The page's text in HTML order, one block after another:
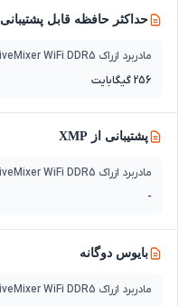
حداکثر حافظه قابل پشتیبانی
مادربرد ازراک Z890 LiveMixer WiFi DDR5
256 گیگابایت
پشتیبانی از XMP
مادربرد ازراک Z890 LiveMixer WiFi DDR5
-
بایوس دوگانه
مادربرد ازراک Z890 LiveMixer WiFi DDR5